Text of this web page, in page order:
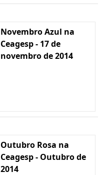
Novembro Azul na
Ceagesp - 17 de
novembro de 2014
Outubro Rosa na
Ceagesp - Outubro de
2014